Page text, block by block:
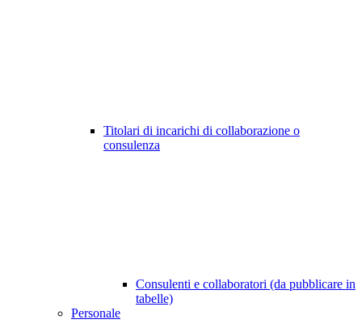
Titolari di incarichi di collaborazione o
consulenza
Consulenti e collaboratori (da pubblicare in
tabelle)
Personale